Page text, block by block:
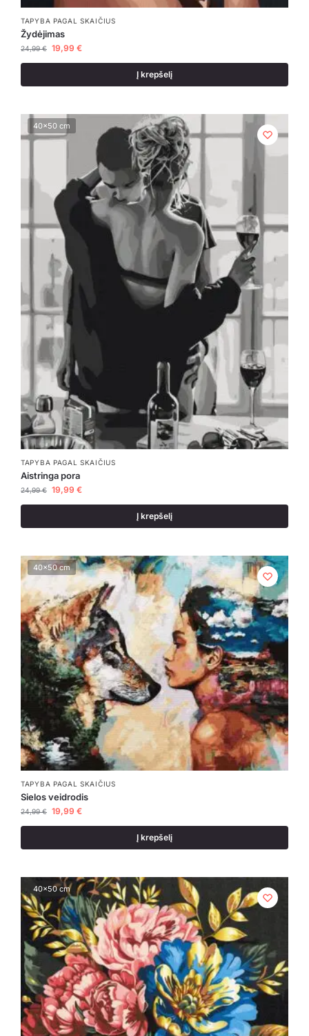
TAPYBA PAGAL SKAIČIUS
Žydėjimas
24,99€ 19,99 €
Į krepšelį
40x50 cm
TAPYBA PAGAL SKAIČIUS
Aistringa pora
24,99€ 19,99 €
Į krepšelį
40x50 cm
TAPYBA PAGAL SKAIČIUS
Sielos veidrodis
24,99€ 19,99 €
Į krepšelį
40x50 cm